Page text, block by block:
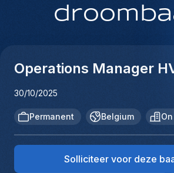
Operations Manager
30/10/2025
Permanent Belgium
Solliciteer voor deze